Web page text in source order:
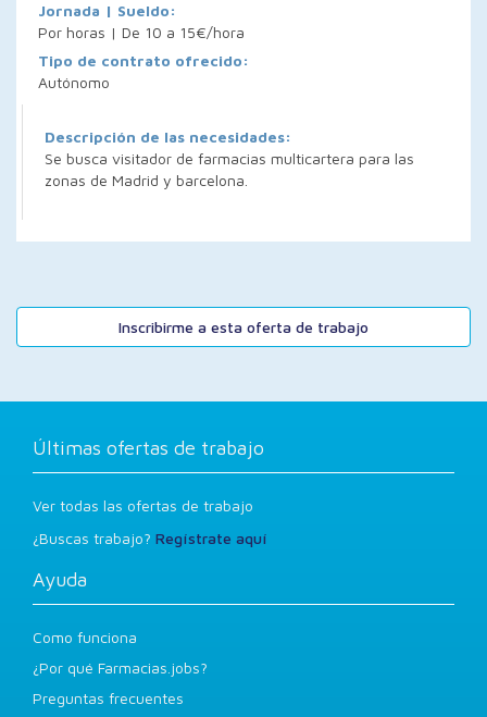
Jornada | Sueldo:
Por horas | De 10 a 15€/hora
Tipo de contrato ofrecido:
Autónomo
Descripción de las necesidades:
Se busca visitador de farmacias multicartera para las
zonas de Madrid y barcelona.
Inscribirme a esta oferta de trabajo
Últimas ofertas de trabajo
Ver todas las ofertas de trabajo
¿Buscas trabajo? Regístrate aquí
Ayuda
Como funciona
¿Por qué Farmacias.jobs?
Preguntas frecuentes